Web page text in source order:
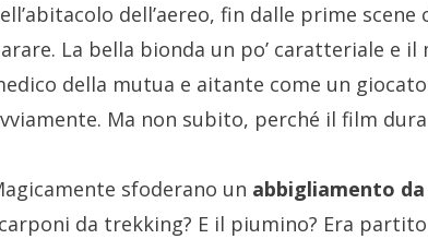
dell’aereo, fin dalle prime
La bella bionda un po’ caratteriale e
della mutua e aitante come un
Ma non subito, perché il film
sfoderano un abbigliamento
da trekking? E il piumino? Era